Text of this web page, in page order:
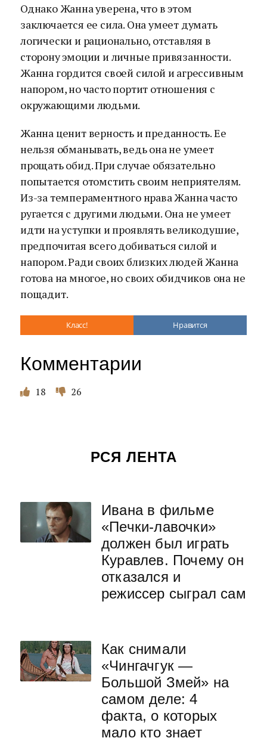
Однако Жанна уверена, что в этом
заключается ее сила. Она умеет думать
логически и рационально, отставляя в
сторону эмоции и личные привязанности.
Жанна гордится своей силой и агрессивным
напором, но часто портит отношения с
окружающими людьми.
Жанна ценит верность и преданность. Ее
нельзя обманывать, ведь она не умеет
прощать обид. При случае обязательно
попытается отомстить своим неприятелям.
Из-за темпераментного нрава Жанна часто
ругается с другими людьми. Она не умеет
идти на уступки и проявлять великодушие,
предпочитая всего добиваться силой и
напором. Ради своих близких людей Жанна
готова на многое, но своих обидчиков она не
пощадит.
Класс! Нравится
Комментарии
18 26
РСЯ ЛЕНТА
Ивана в фильме
«Печки-лавочки»
должен был играть
Куравлев. Почему он
отказался и
режиссер сыграл сам
Как снимали
«Чингачгук —
Большой Змей» на
самом деле: 4
факта, о которых
мало кто знает